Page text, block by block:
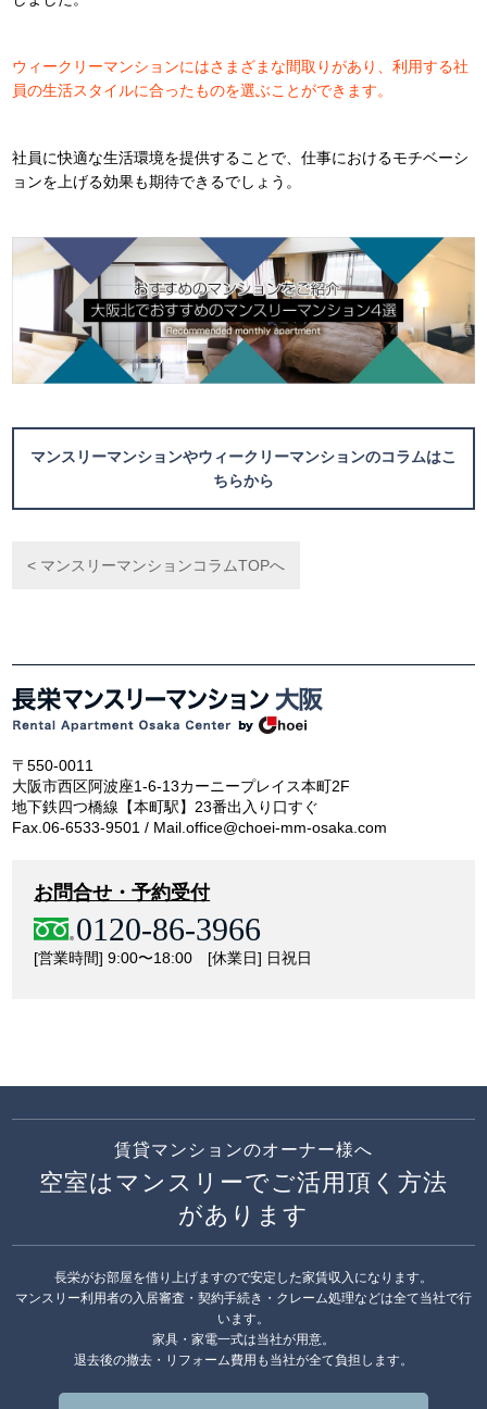
ウィークリーマンションにはさまざまな間取りがあり、利用する社
員の生活スタイルに合ったものを選ぶことができます。
社員に快適な生活環境を提供することで、仕事におけるモチベーシ
ョンを上げる効果も期待できるでしょう。
マンスリーマンションやウィークリーマンションのコラムはこ
ちらから
< マンスリーマンションコラムTOPへ
〒550-0011
大阪市西区阿波座1-6-13カーニープレイス本町2F
地下鉄四つ橋線【本町駅】23番出入り口すぐ
Fax.06-6533-9501 / Mail.office@choei-mm-osaka.com
お問合せ・予約受付
0120-86-3966
[営業時間] 9:00〜18:00 [休業日] 日祝日
賃貸マンションのオーナー様へ
空室はマンスリーでご活用頂く方法
があります
長栄がお部屋を借り上げますので安定した家賃収入になります。
マンスリー利用者の入居審査・契約手続き・クレーム処理などは全て当社で行
います。
家具・家電一式は当社が用意。
退去後の撤去・リフォーム費用も当社が全て負担します。